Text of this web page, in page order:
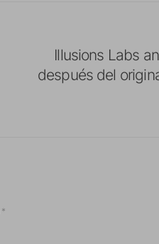
Illusions Labs
después del
*